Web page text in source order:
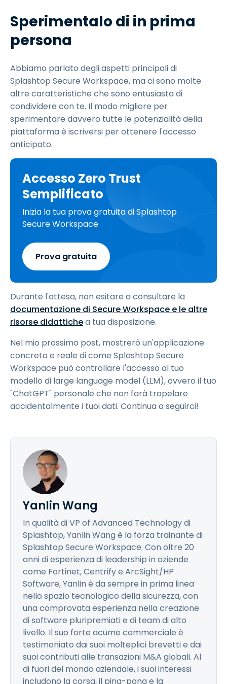
Sperimentalo di in prima
persona
Abbiamo parlato degli aspetti principali di
Splashtop Secure Workspace, ma ci sono molte
altre caratteristiche che sono entusiasta di
condividere con te. Il modo migliore per
sperimentare davvero tutte le potenzialità della
piattaforma è iscriversi per ottenere l'accesso
anticipato.
Accesso Zero Trust
Semplificato
Inizia la tua prova gratuita di Splashtop
Secure Workspace
Prova gratuita
Durante l'attesa, non esitare a consultare la
documentazione di Secure Workspace e le altre
risorse didattichea tua disposizione.
Nel mio prossimo post, mostrerò un'applicazione
concreta e reale di come Splashtop Secure
Workspace può controllare l'accesso al tuo
modello di large language model (LLM), ovvero il tuo
"ChatGPT" personale che non farà trapelare
accidentalmente i tuoi dati. Continua a seguirci!
Yanlin Wang
In qualità di VP of Advanced Technology di
Splashtop, Yanlin Wang è la forza trainante di
Splashtop Secure Workspace. Con oltre 20
anni di esperienza di leadership in aziende
come Fortinet, Centrify e ArcSight/HP
Software, Yanlin è da sempre in prima linea
nello spazio tecnologico della sicurezza, con
una comprovata esperienza nella creazione
di software pluripremiati e di team di alto
livello. Il suo forte acume commerciale è
testimoniato dai suoi molteplici brevetti e dai
suoi contributi alle transazioni M&A globali. Al
di fuori del mondo aziendale, i suoi interessi
includono la corsa, il ping-pong e la